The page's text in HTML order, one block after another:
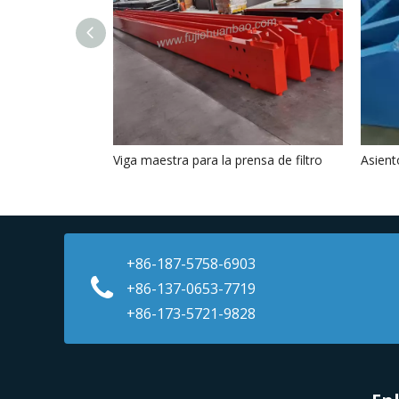
Viga maestra para la prensa de filtro
+86-187-5758-6903
+86-137-0653-7719
+86-173-5721-9828